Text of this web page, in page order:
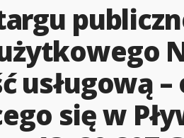
postępowania
usługową
się w